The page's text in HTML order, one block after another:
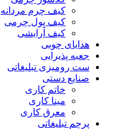
کیف چرم مردانه
کیف پول چرمی
کیف آرایشی
هدایای چوبی
جعبه پذیرایی
ست رومیزی تبلیغاتی
صنایع دستی
خاتم کاری
مینا کاری
معرق کاری
پرچم تبلیغاتی